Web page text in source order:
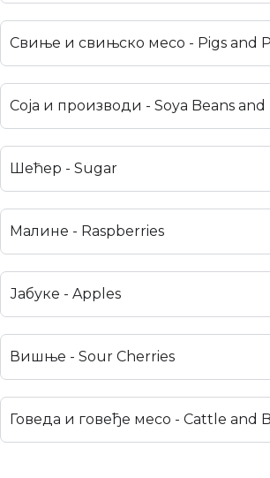
Свиње и свињско месо - Pigs and
Соја и производи - Soya Beans
Шећер - Sugar
Малине - Raspberries
Јабуке - Apples
Вишње - Sour Cherries
Говеда и говеђе месо - Cattle and